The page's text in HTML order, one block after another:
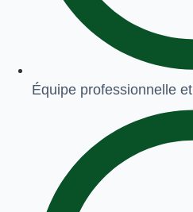
Équipe professionnelle